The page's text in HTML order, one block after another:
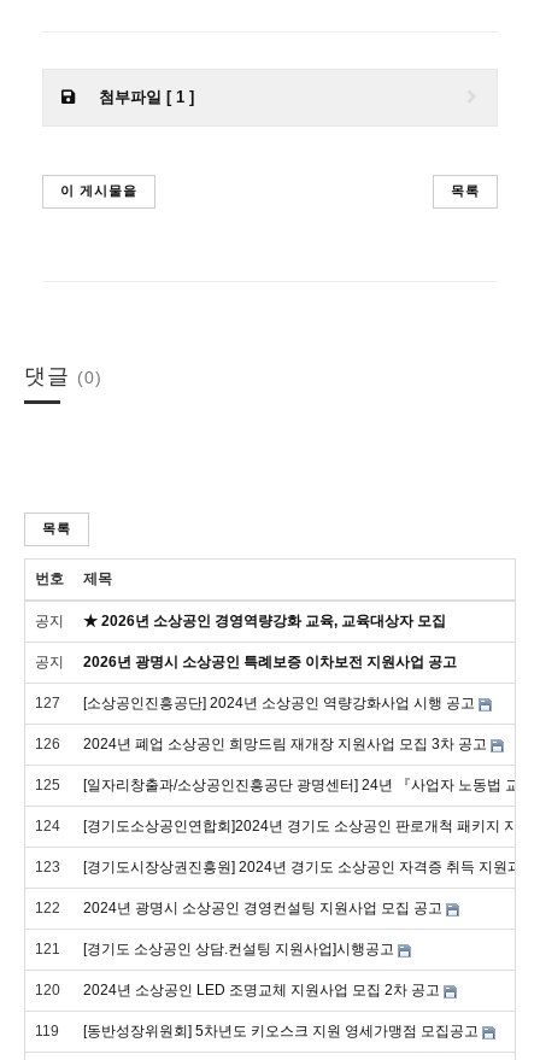
첨부파일 [ 1 ]
이 게시물을 목록
댓글 (0)
목록
번호 제목
공지 ★ 2026년 소상공인 경영역량강화 교육, 교육대상자 모집
공지 2026년 광명시 소상공인 특례보증 이차보전 지원사업 공고
127 [소상공인진흥공단] 2024년 소상공인 역량강화사업 시행 공고
126 2024년 폐업 소상공인 희망드림 재개장 지원사업 모집 3차 공고
125 [일자리창출과/소상공인진흥공단 광명센터] 24년 『사업자 노동법 교육
124 [경기도소상공인연합회]2024년 경기도 소상공인 판로개척 패키지 지원
123 [경기도시장상권진흥원] 2024년 경기도 소상공인 자격증 취득 지원과
122 2024년 광명시 소상공인 경영컨설팅 지원사업 모집 공고
121 [경기도 소상공인 상담.컨설팅 지원사업]시행공고
120 2024년 소상공인 LED 조명교체 지원사업 모집 2차 공고
119 [동반성장위원회] 5차년도 키오스크 지원 영세가맹점 모집공고